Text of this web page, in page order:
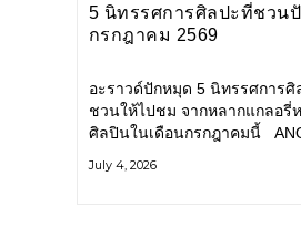
5 นิทรรศการศิลปะที่ชวน
กรกฎาคม 2569
อะราวด์ปักหมุด 5 นิทรรศการศิ
ชวนให้ไปชม จากหลากแกลอรี่
ศิลปินในเดือนกรกฎาคมนี้
กลุ่ม Anonymous โดยมี นิ่ม
July 4, 2026